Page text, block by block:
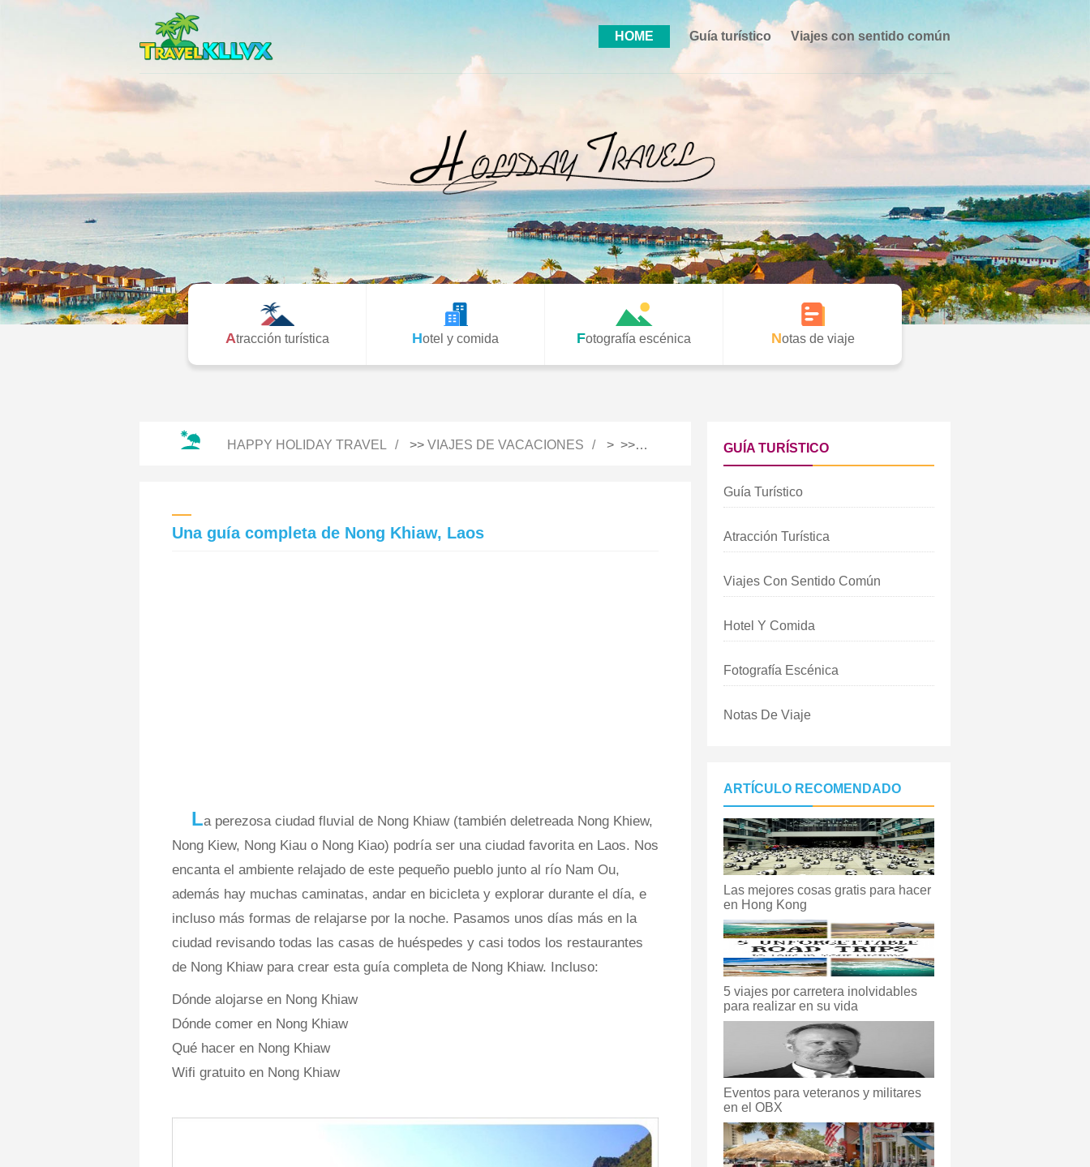
HOME Guía turístico Viajes con sentido común
Atracción turística Hotel y comida Fotografía escénica Notas de viaje
HAPPY HOLIDAY TRAVEL >> VIAJES DE VACACIONES > >> GUÍA TURÍSTICO
Una guía completa de Nong Khiaw, Laos
La perezosa ciudad fluvial de Nong Khiaw (también deletreada Nong Khiew,
Nong Kiew, Nong Kiau o Nong Kiao) podría ser una ciudad favorita en Laos. Nos
encanta el ambiente relajado de este pequeño pueblo junto al río Nam Ou,
además hay muchas caminatas, andar en bicicleta y explorar durante el día, e
incluso más formas de relajarse por la noche. Pasamos unos días más en la
ciudad revisando todas las casas de huéspedes y casi todos los restaurantes
de Nong Khiaw para crear esta guía completa de Nong Khiaw. Incluso:
Dónde alojarse en Nong Khiaw
Dónde comer en Nong Khiaw
Qué hacer en Nong Khiaw
Wifi gratuito en Nong Khiaw
GUÍA TURÍSTICO
Guía Turístico
Atracción Turística
Viajes Con Sentido Común
Hotel Y Comida
Fotografía Escénica
Notas De Viaje
ARTÍCULO RECOMENDADO
Las mejores cosas gratis para hacer
en Hong Kong
5 viajes por carretera inolvidables
para realizar en su vida
Eventos para veteranos y militares
en el OBX